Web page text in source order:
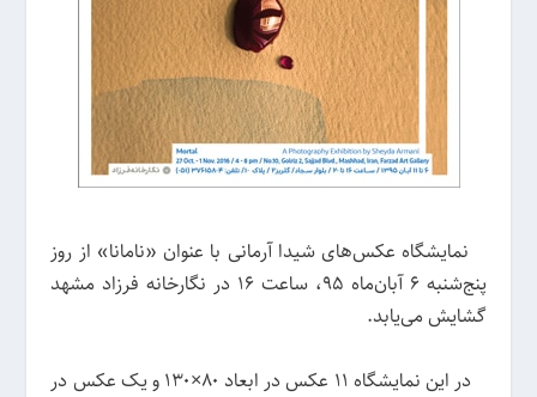
نمایشگاه عکس‌های شیدا آرمانی با عنوان «نامانا» از روز
پنج‌شنبه ۶ آبان‌ماه ۹۵، ساعت ۱۶ در نگارخانه فرزاد مشهد
گشایش می‌یابد.
در این نمایشگاه ۱۱ عکس در ابعاد ۸۰×۱۳۰ و یک عکس در